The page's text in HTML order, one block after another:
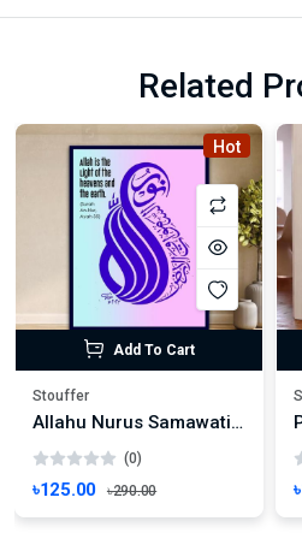
Related
Hot
Add To Cart
Stouffer
Allahu Nurus Samawati Wall Art Calligraphy Art | Quranic Verse Wall Decor | Surah An-Nur Frame Wallmate Photo Frame Wall mate Size 8"x 6" inches
(0)
৳125.00 ৳290.00